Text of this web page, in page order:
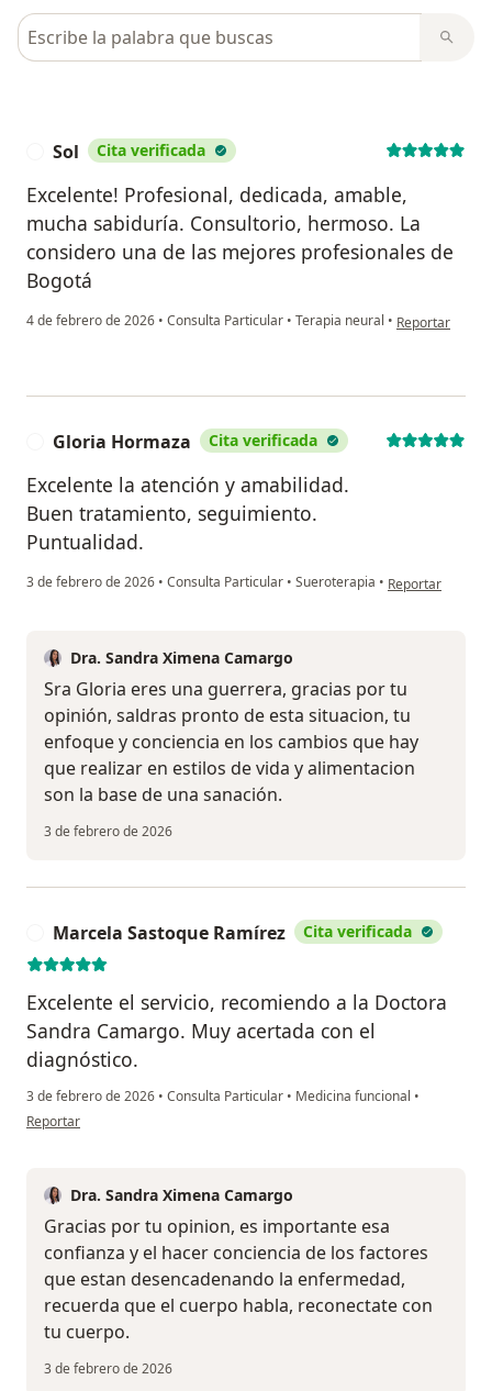
Busca en opiniones
Sol Cita verificada
Excelente! Profesional, dedicada, amable,
mucha sabiduría. Consultorio, hermoso. La
considero una de las mejores profesionales de
Bogotá
4 de febrero de 2026 • Consulta Particular • Terapia neural • en opinión del
Reportar
Gloria Hormaza Cita verificada
Excelente la atención y amabilidad.
Buen tratamiento, seguimiento.
Puntualidad.
3 de febrero de 2026 • Consulta Particular • Sueroterapia • en opinión del
Reportar
Dra. Sandra Ximena Camargo
Sra Gloria eres una guerrera, gracias por tu
opinión, saldras pronto de esta situacion, tu
enfoque y conciencia en los cambios que hay
que realizar en estilos de vida y alimentacion
son la base de una sanación.
3 de febrero de 2026
Marcela Sastoque Ramírez Cita verificada
Excelente el servicio, recomiendo a la Doctora
Sandra Camargo. Muy acertada con el
diagnóstico.
3 de febrero de 2026 • Consulta Particular • Medicina funcional •
en opinión del usuario Marcela Sastoque Ramírez
Reportar
Dra. Sandra Ximena Camargo
Gracias por tu opinion, es importante esa
confianza y el hacer conciencia de los factores
que estan desencadenando la enfermedad,
recuerda que el cuerpo habla, reconectate con
tu cuerpo.
3 de febrero de 2026